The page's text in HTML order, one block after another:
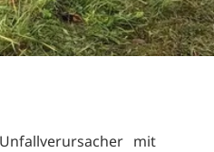
mit